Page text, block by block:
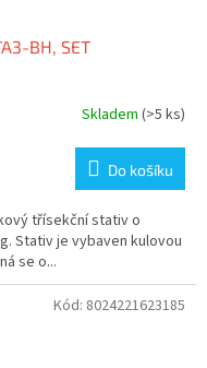
BH, SET
Skladem (>5 ks)
Do košíku
třísekční stativ o
Stativ je vybaven kulovou
se o...
Kód: 8024221623185